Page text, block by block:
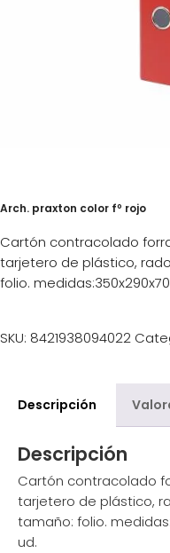
Arch. praxton color fº rojo
Cartón contracolado
tarjetero de plástico,
folio.
SKU: 8421938094022
Descripción
Descripción
Cartón contracolado
tarjetero de plástico,
tamaño: folio.
ud.